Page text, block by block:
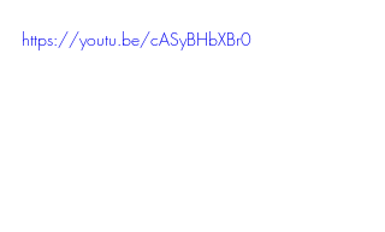
https://youtu.be/cASyBHbXBr0